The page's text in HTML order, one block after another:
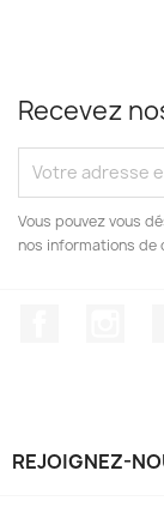
Recevez
Vous pouvez vous
nos informations
REJOIGNEZ-